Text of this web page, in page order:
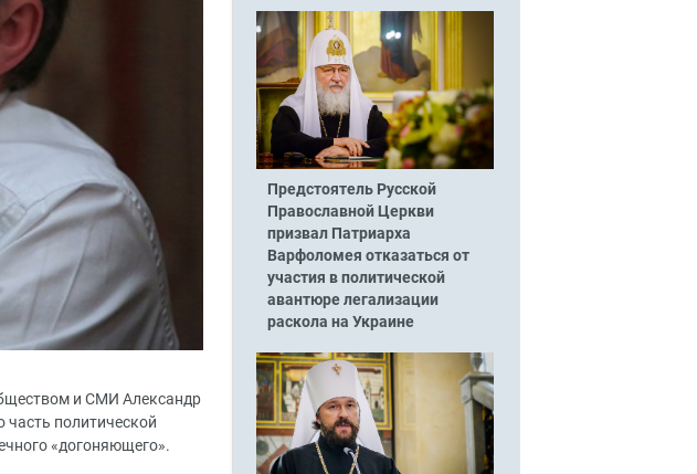
и СМИ Александр
часть политической
«догоняющего».
Предстоятель Русской
Православной Церкви
призвал Патриарха
Варфоломея отказаться от
участия в политической
авантюре легализации
раскола на Украине